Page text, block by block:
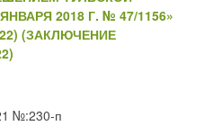
2018 Г. № 47/1156»
(ЗАКЛЮЧЕНИЕ
№:230-п